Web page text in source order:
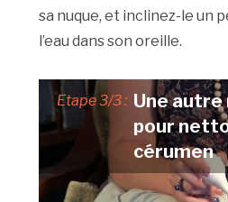
sa nuque, et inclinez-le un
l’eau dans son oreille.
Etape 3/3 : Une
pour
cérumen